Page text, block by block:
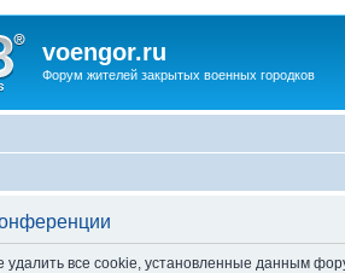
voengor.ru
Форум жителей закрытых военных городков
удалить все cookie, установленные данным